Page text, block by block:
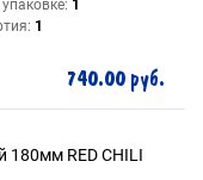
1
1
740.00 руб.
RED CHILI